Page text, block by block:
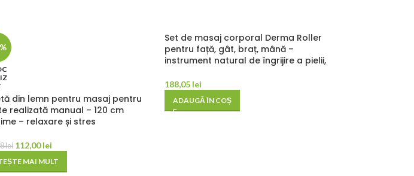
din lemn pentru masaj pentru
realizată manual – 120 cm
– relaxare și stres
lei 112,00lei
MAI MULT
Set de masaj corporal Derma Roller
pentru față, gât, braț, mână –
instrument natural de îngrijire a pielii,
188,05 lei
ADAUGĂ ÎN COȘ